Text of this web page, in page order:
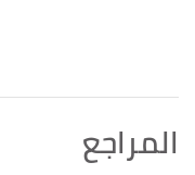
المراجع